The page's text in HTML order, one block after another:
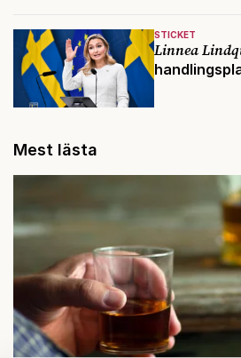
STICKET
Linnea
Mest lästa